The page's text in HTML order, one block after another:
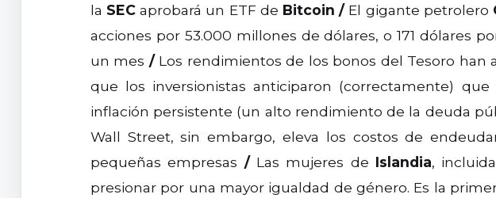
la SEC aprobará un ETF de Bitcoin /El gigante petrolero
acciones por 53.000 millones de dólares, o 171 dólares
un mes /Los rendimientos de los bonos del Tesoro han
que los inversionistas anticiparon (correctamente) que
inflación persistente (un alto rendimiento de la deuda
Wall Street, sin embargo, eleva los costos de
pequeñas empresas /Las mujeres de Islandia,
presionar por una mayor igualdad de género. Es la